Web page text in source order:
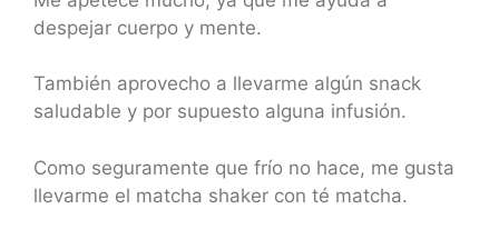
despejar cuerpo y mente.
También aprovecho a llevarme algún snack
saludable y por supuesto alguna infusión.
Como seguramente que frío no hace, me gusta
llevarme el matcha shaker con té matcha.